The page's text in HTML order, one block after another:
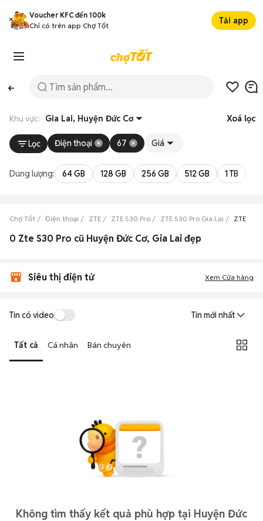
Voucher KFC đến 100k
Chỉ có trên app Chợ Tốt
Tải app
Khu vực: Gia Lai, Huyện Đức Cơ Xoá lọc
Lọc Điện thoại 67 Giá
Dung lượng: 64 GB 128 GB 256 GB 512 GB 1 TB
Chợ Tốt Điện thoại ZTE ZTE S30 Pro ZTE S30 Pro Gia Lai ZTE
0 Zte S30 Pro cũ Huyện Đức Cơ, Gia Lai đẹp
Siêu thị điện tử Xem Cửa hàng
Tin có video Tin mới nhất
Tất cả Cá nhân Bán chuyên
Không tìm thấy kết quả phù hợp tại Huyện Đức